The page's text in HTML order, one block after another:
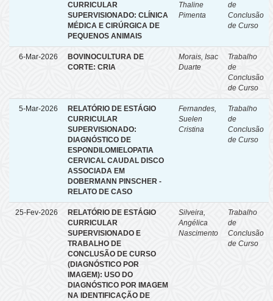
CURRICULAR
SUPERVISIONADO: CLÍNICA
MÉDICA E CIRÚRGICA DE
PEQUENOS ANIMAIS
Thaline
Pimenta
de
Conclusão
de Curso
6-Mar-2026
BOVINOCULTURA DE
CORTE: CRIA
Morais, Isac
Duarte
Trabalho
de
Conclusão
de Curso
5-Mar-2026
RELATÓRIO DE ESTÁGIO
CURRICULAR
SUPERVISIONADO:
DIAGNÓSTICO DE
ESPONDILOMIELOPATIA
CERVICAL CAUDAL DISCO
ASSOCIADA EM
DOBERMANN PINSCHER -
RELATO DE CASO
Fernandes,
Suelen
Cristina
Trabalho
de
Conclusão
de Curso
25-Fev-2026
RELATÓRIO DE ESTÁGIO
CURRICULAR
SUPERVISIONADO E
TRABALHO DE
CONCLUSÃO DE CURSO
(DIAGNÓSTICO POR
IMAGEM): USO DO
DIAGNÓSTICO POR IMAGEM
NA IDENTIFICAÇÃO DE
Silveira,
Angélica
Nascimento
Trabalho
de
Conclusão
de Curso